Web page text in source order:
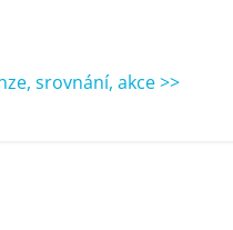
srovnání, akce >>